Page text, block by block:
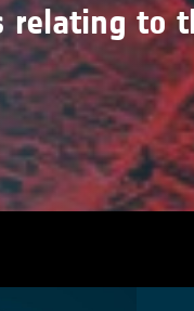
relating to